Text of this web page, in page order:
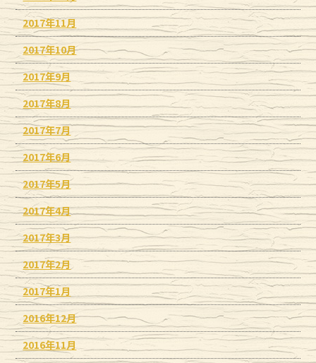
2017年11月
2017年10月
2017年9月
2017年8月
2017年7月
2017年6月
2017年5月
2017年4月
2017年3月
2017年2月
2017年1月
2016年12月
2016年11月